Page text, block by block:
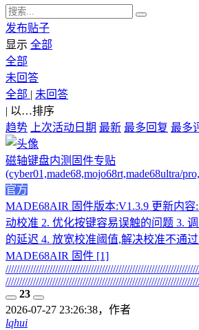
发布贴子
显示 全部
全部
未回答
全部
未回答
以…排序
趋势 上次活动日期 最新 最多回复 最多
磁轴键盘内测固件专贴
(cyber01,made68,mojo68rt,made68ultra/
官方
MADE68AIR 固件版本:V1.3.9 更新内
动校准 2. 优化按键容易误触的问题 3.
的延迟 4. 放宽校准阈值,解决校准不通
MADE68AIR 固件 [1]
23
2026-07-27 23:26:38，作者
lqhui